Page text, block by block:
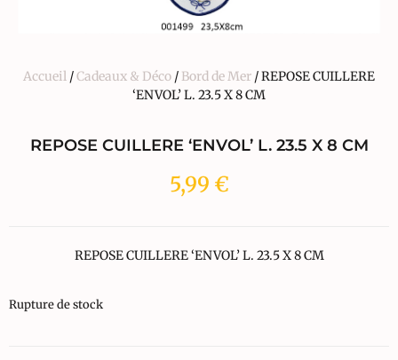
Accueil /Cadeaux & Déco / Bord de Mer / REPOSE CUILLERE
‘ENVOL’ L. 23.5 X 8 CM
REPOSE CUILLERE ‘ENVOL’ L. 23.5 X 8 CM
5,99 €
REPOSE CUILLERE ‘ENVOL’ L. 23.5 X 8 CM
Rupture de stock